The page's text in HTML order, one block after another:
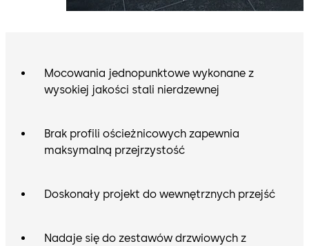
Mocowania jednopunktowe wykonane z
wysokiej jakości stali nierdzewnej
Brak profili ościeżnicowych zapewnia
maksymalną przejrzystość
Doskonały projekt do wewnętrznych przejść
Nadaje się do zestawów drzwiowych z